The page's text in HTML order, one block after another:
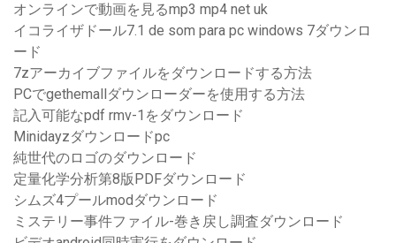
オンラインで動画を見るmp3 mp4 net uk
イコライザドール7.1 de som para pc windows 7ダウンロ
ード
7zアーカイブファイルをダウンロードする方法
PCでgethemallダウンローダーを使用する方法
記入可能なpdf rmv-1をダウンロード
Minidayzダウンロードpc
純世代のロゴのダウンロード
定量化学分析第8版PDFダウンロード
シムズ4プールmodダウンロード
ミステリー事件ファイル-巻き戻し調査ダウンロード